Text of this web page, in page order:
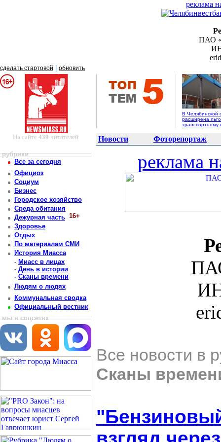
реклама
ПАО
сделать стартовой обновить
В Челябинской
расширена
транспортному
На сайте 439 читателей Новости Фоторепортаж
рубрики
Все за сегодня
Официоз
Социум
Бизнес
Городское хозяйство
Среда обитания
Дежурная часть 16+
Здоровье
Отдых
По материалам СМИ
История Миасса
- Миасс в лицах
- День в истории
- Сканы времени
Людям о людях
Коммунальная сводка
Официальный вестник
мы в соцсетях
реклама
Все новости в
Сканы